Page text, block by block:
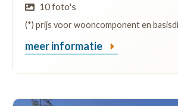
10 foto's
(*) prijs voor wooncomponent en
meer informatie